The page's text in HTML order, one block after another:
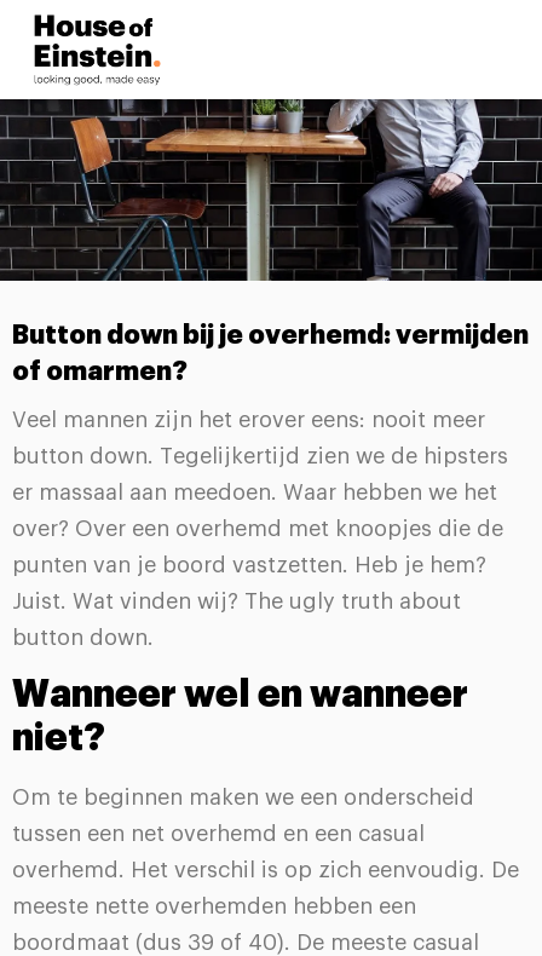
Button down bij je overhemd: vermijden
of omarmen?
Veel mannen zijn het erover eens: nooit meer
button down. Tegelijkertijd zien we de hipsters
er massaal aan meedoen. Waar hebben we het
over? Over een overhemd met knoopjes die de
punten van je boord vastzetten. Heb je hem?
Juist. Wat vinden wij? The ugly truth about
button down.
Wanneer wel en wanneer
niet?
Om te beginnen maken we een onderscheid
tussen een net overhemd en een casual
overhemd. Het verschil is op zich eenvoudig. De
meeste nette overhemden hebben een
boordmaat (dus 39 of 40). De meeste casual